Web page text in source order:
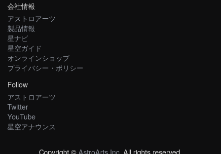
会社情報
アストロアーツ
製品情報
星ナビ
星空ガイド
オンラインショップ
プライバシー・ポリシー
Follow
アストロアーツ
Twitter
YouTube
星空アナウンス
Copyright © AstroArts Inc . All rights reserved.